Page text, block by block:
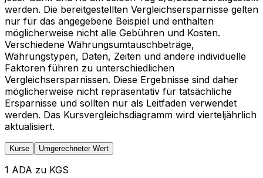
werden. Die bereitgestellten Vergleichsersparnisse gelten
nur für das angegebene Beispiel und enthalten
möglicherweise nicht alle Gebühren und Kosten.
Verschiedene Währungsumtauschbeträge,
Währungstypen, Daten, Zeiten und andere individuelle
Faktoren führen zu unterschiedlichen
Vergleichsersparnissen. Diese Ergebnisse sind daher
möglicherweise nicht repräsentativ für tatsächliche
Ersparnisse und sollten nur als Leitfaden verwendet
werden. Das Kursvergleichsdiagramm wird vierteljährlich
aktualisiert.
Kurse Umgerechneter Wert
1 ADA zu KGS